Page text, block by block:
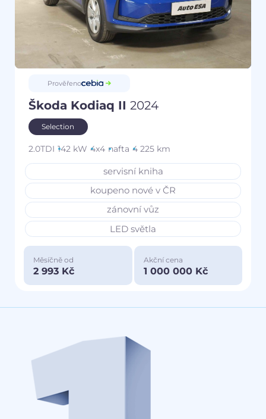
Prověřeno
Škoda Kodiaq II 2024
Selection
2.0TDI 142 kW 4x4 nafta 4 225 km
servisní kniha
koupeno nové v ČR
zánovní vůz
LED světla
Měsíčně od
2 993 Kč
Akční cena
1 000 000 Kč